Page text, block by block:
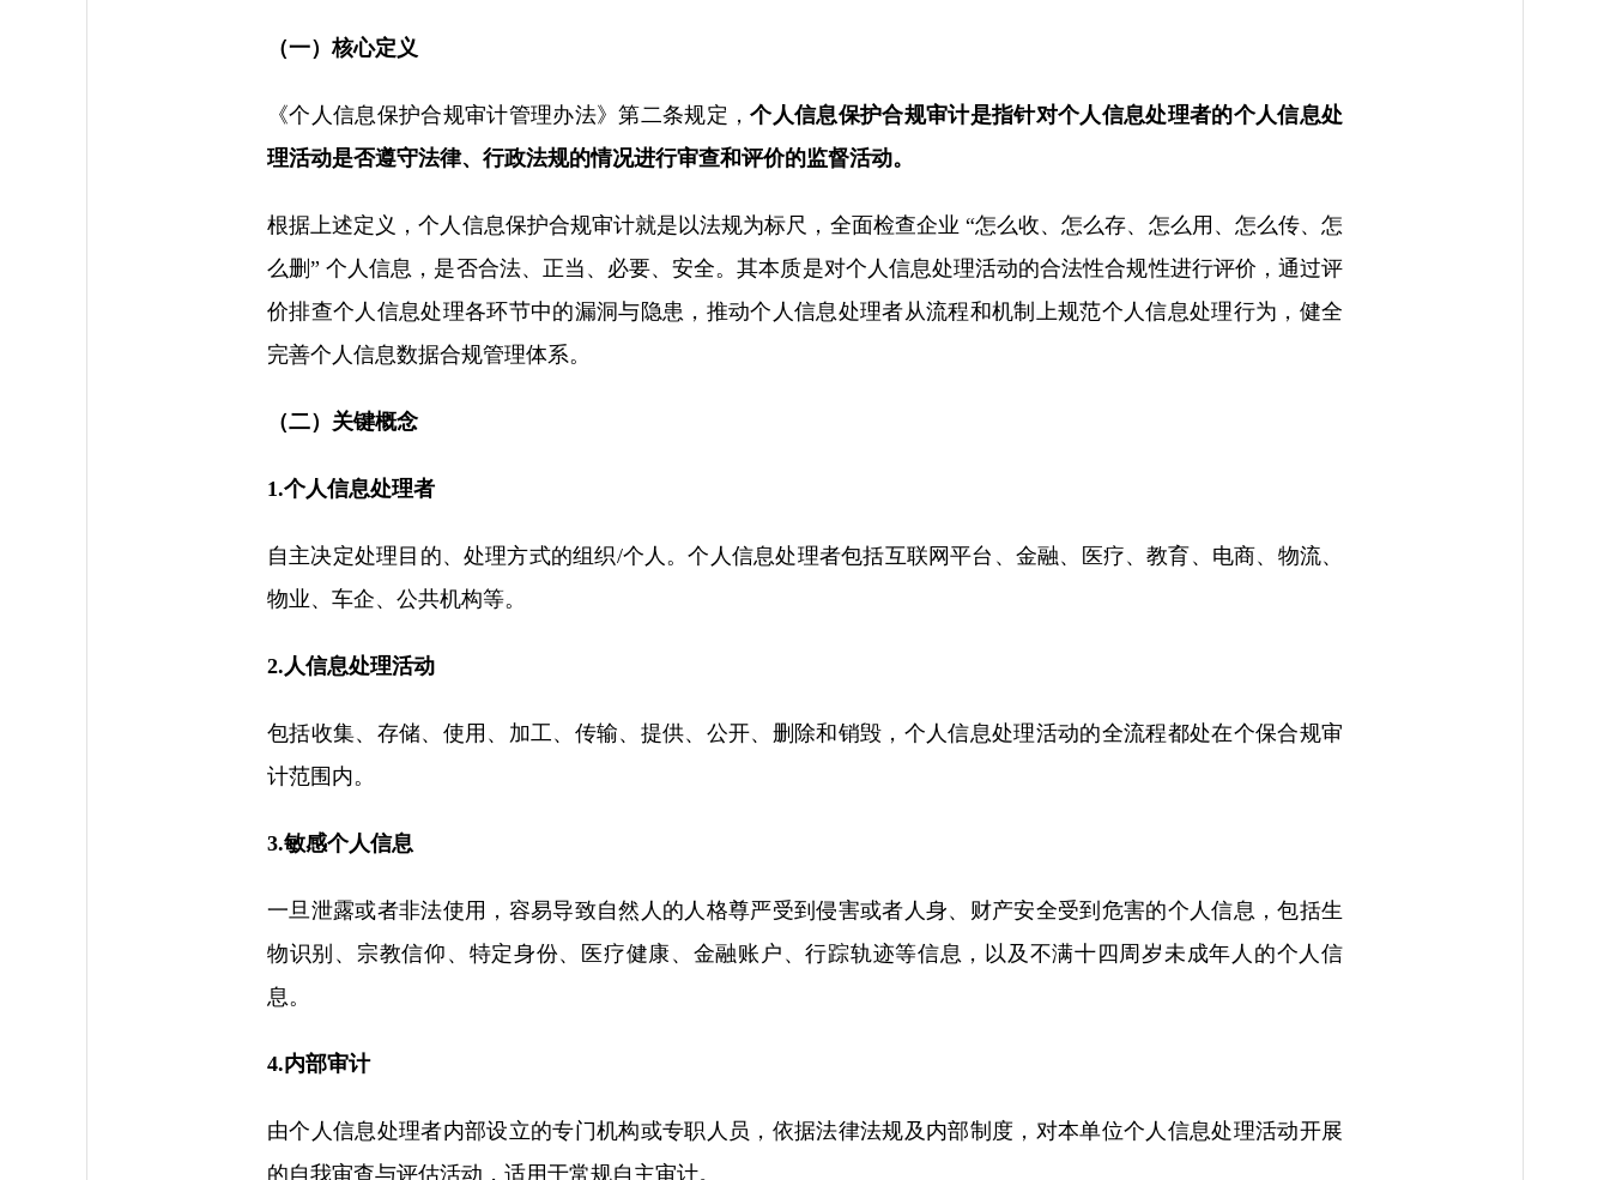
（一）核心定义
《个人信息保护合规审计管理办法》第二条规定，个人信息保护合规审计是指针对个人信息处理者的个人信息处
理活动是否遵守法律、行政法规的情况进行审查和评价的监督活动。
根据上述定义，个人信息保护合规审计就是以法规为标尺，全面检查企业 “怎么收、怎么存、怎么用、怎么传、怎
么删” 个人信息，是否合法、正当、必要、安全。其本质是对个人信息处理活动的合法性合规性进行评价，通过评
价排查个人信息处理各环节中的漏洞与隐患，推动个人信息处理者从流程和机制上规范个人信息处理行为，健全
完善个人信息数据合规管理体系。
（二）关键概念
1.个人信息处理者
自主决定处理目的、处理方式的组织/个人。个人信息处理者包括互联网平台、金融、医疗、教育、电商、物流、
物业、车企、公共机构等。
2.人信息处理活动
包括收集、存储、使用、加工、传输、提供、公开、删除和销毁，个人信息处理活动的全流程都处在个保合规审
计范围内。
3.敏感个人信息
一旦泄露或者非法使用，容易导致自然人的人格尊严受到侵害或者人身、财产安全受到危害的个人信息，包括生
物识别、宗教信仰、特定身份、医疗健康、金融账户、行踪轨迹等信息，以及不满十四周岁未成年人的个人信
息。
4.内部审计
由个人信息处理者内部设立的专门机构或专职人员，依据法律法规及内部制度，对本单位个人信息处理活动开展
的自我审查与评估活动，适用于常规自主审计。